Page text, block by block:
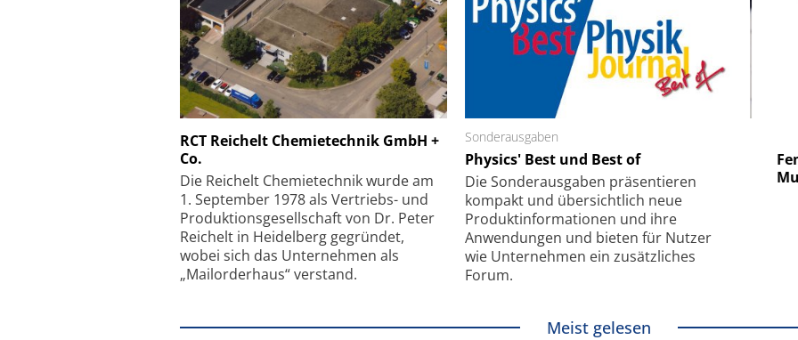
RCT Reichelt Chemietechnik GmbH +
Co.
Die Reichelt Chemietechnik wurde am
1. September 1978 als Vertriebs- und
Produktionsgesellschaft von Dr. Peter
Reichelt in Heidelberg gegründet,
wobei sich das Unternehmen als
„Mailorderhaus“ verstand.
Sonderausgaben
Physics' Best und Best of
Die Sonder­ausgaben präsentieren
kompakt und übersichtlich neue
Produkt­informationen und ihre
Anwendungen und bieten für Nutzer
wie Unternehmen ein zusätzliches
Forum.
Schäfter + Kirchhoff GmbH
Feinfokussierungsmechanismus
Elektronenmikroskopie auf
kleinstem Raum
Meist gelesen